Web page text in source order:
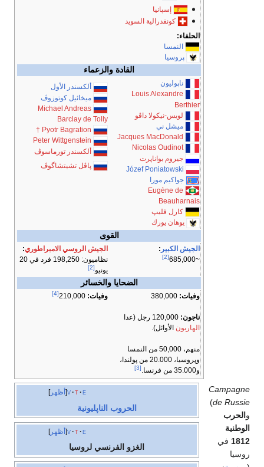
إسپانيا
كونفدرالية السويد
الحلفاء:
النمسا
پروسيا
القادة والزعماء
ناپوليون
Louis Alexandre
Berthier
لويس-نيكولا داڤو
ميشل ني
Jacques MacDonald
Nicolas Oudinot
جيروم بواناپرت
Józef Poniatowski
جواكيم مورا
Eugène de
Beauharnais
كارل فليپ
يوهان يورك
ألكسندر الأول
ميخائيل كوتوزوڤ
Michael Andreas
Barclay de Tolly
Pyotr Bagration
†
Peter Wittgenstein
ألكسندر تورماسوڤ
پاڤل تشيتشاگوڤ
القوى
الجيش الكبير :
~685,000
[2]
الجيش الروسي الامبراطوري:
نظاميون: 198,250 فرد في 20
يونيو[2]
الضحايا والخسائر
وفيات:
ناجون:
الهاربون الأوائل).
منهم، 50,000 من النمسا
وپروسيا، 20.000 من پولندا،
و35.000 من فرنسا.
[3]
وفيات: [4]
أظهر v t e
الحروب الناپليونية
أظهر v t e
الغزو الفرنسي لروسيا
Campagne
de Russie
)
و الحرب
الوطنية
1812 في
روسيا